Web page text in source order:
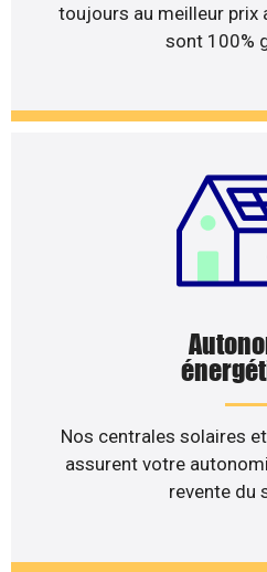
toujours au meilleur prix
sont 100%
Nos centrales solaires
assurent votre
revente du